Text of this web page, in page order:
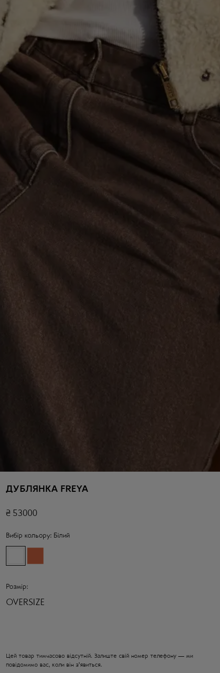
ДУБЛЯНКА FREYA
₴ 53000
Вибір кольору: Білий
Розмір:
OVERSIZE
Цей товар тимчасово відсутній. Залиште свій номер телефону — ми
повідомимо вас, коли він з'явиться.